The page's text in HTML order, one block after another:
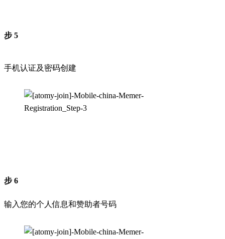
步 5
手机认证及密码创建
步 6
输入您的个人信息和赞助者号码